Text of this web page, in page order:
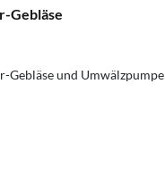
Gebläse
Gebläse und Umwälzpumpe